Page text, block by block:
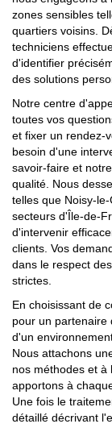
zones sensibles
quartiers voisins.
techniciens
d'identifier
des solutions
Notre centre
toutes vos
et fixer un rendez-
besoin d'une
savoir-faire et
qualité. Nous
telles que Noisy-
secteurs d'Île-de-
d'intervenir
clients. Vos
dans le respect
strictes.
En choisissant de
pour un partenaire
d'un
Nous attachons
nos méthodes et à
apportons à
Une fois le
détaillé décrivant